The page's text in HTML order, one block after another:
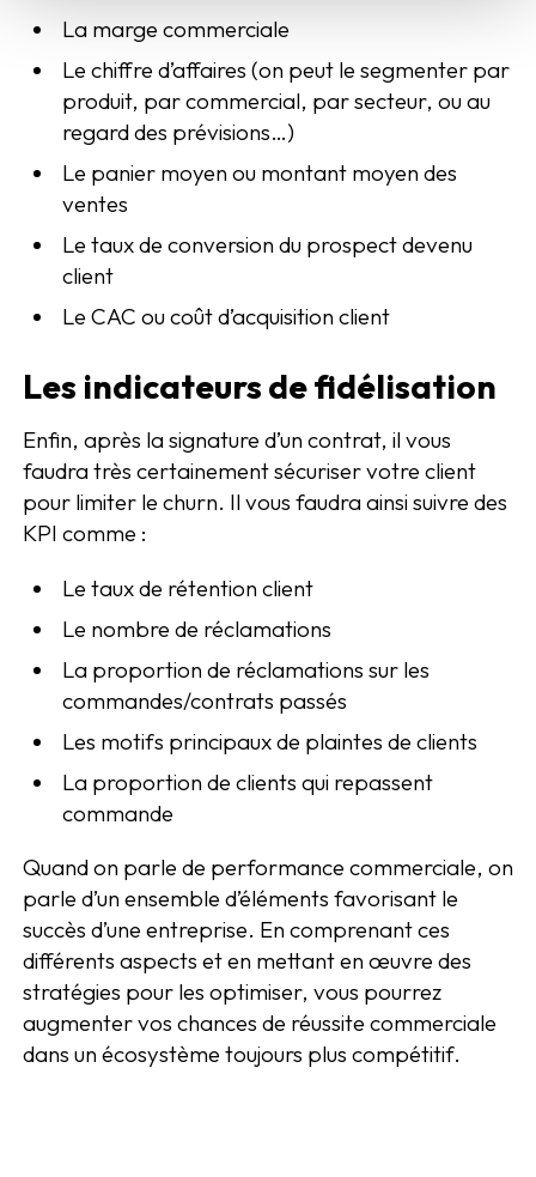
La marge commerciale
Le chiffre d’affaires (on peut le segmenter par
produit, par commercial, par secteur, ou au
regard des prévisions…)
Le panier moyen ou montant moyen des
ventes
Le taux de conversion du prospect devenu
client
Le CAC ou coût d’acquisition client
Les indicateurs de fidélisation
Enfin, après la signature d’un contrat, il vous
faudra très certainement sécuriser votre client
pour limiter le churn. Il vous faudra ainsi suivre des
KPI comme :
Le taux de rétention client
Le nombre de réclamations
La proportion de réclamations sur les
commandes/contrats passés
Les motifs principaux de plaintes de clients
La proportion de clients qui repassent
commande
Quand on parle de performance commerciale, on
parle d’un ensemble d’éléments favorisant le
succès d’une entreprise. En comprenant ces
différents aspects et en mettant en œuvre des
stratégies pour les optimiser, vous pourrez
augmenter vos chances de réussite commerciale
dans un écosystème toujours plus compétitif.